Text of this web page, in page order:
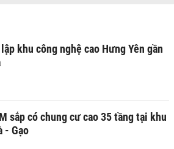
khu công nghệ cao Hưng Yên gần
sắp có chung cư cao 35 tầng tại khu
- Gạo